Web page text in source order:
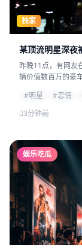
独家
某顶流明星深夜
昨晚11点，有网友
辆价值数百万的豪
#明星
#恋情
3分钟前
娱乐吃瓜